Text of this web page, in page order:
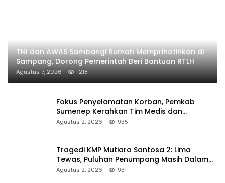
TNI dan AWAS Sambangi Rumah Memprihatinkan di
Sampang, Dorong Pemerintah Beri Bantuan RTLH
Agustus 7, 2026 1218
Fokus Penyelamatan Korban, Pemkab
Sumenep Kerahkan Tim Medis dan
Ambulans ke Pelabuhan Kalianget
Agustus 2, 2026 935
Tragedi KMP Mutiara Santosa 2: Lima
Tewas, Puluhan Penumpang Masih Dalam
Pencarian
Agustus 2, 2026 931